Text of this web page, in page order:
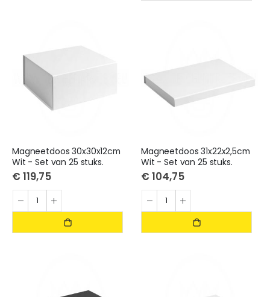
Magneetdoos 30x30x12cm
Wit - Set van 25 stuks.
€ 119,75
Magneetdoos 31x22x2,5cm
Wit - Set van 25 stuks.
€ 104,75